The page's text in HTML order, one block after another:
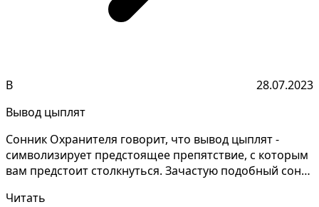
В
28.07.2023
Вывод цыплят
Сонник Охранителя говорит, что вывод цыплят -
символизирует предстоящее препятствие, с которым
вам предстоит столкнуться. Зачастую подобный сон
Читать